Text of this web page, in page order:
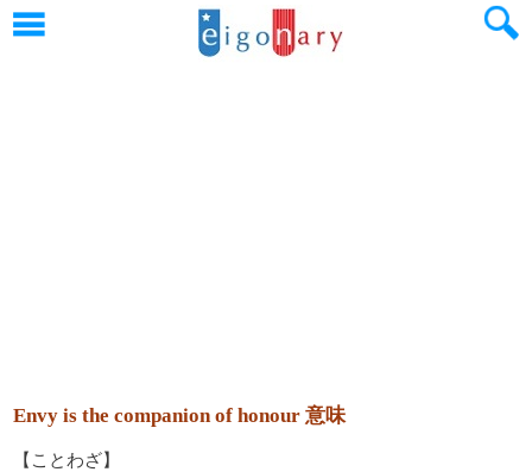
Envy is the companion of honour 意味
【ことわざ】